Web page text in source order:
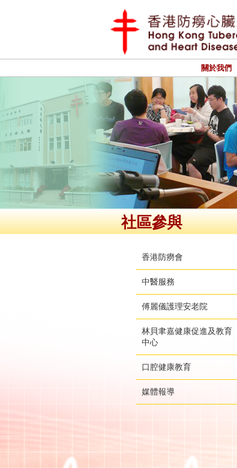
關於我們
社區參與
香港防癆會
中醫服務
傅麗儀護理安老院
林貝聿嘉健康促進及教育
中心
口腔健康教育
媒體報導